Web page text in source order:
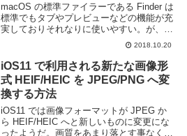
macOS の標準ファイラーである Finder は
標準でもタブやプレビューなどの機能が充
実しておりそれなりに使いやすい。が、フ
ァイル操作を頻繁にしているとそれでは物
足りなくなってくるだろう。より高機能な
ファイラーを欲するのであれば Mac...
2018.10.20
iOS11 で利用される新たな画像形
式 HEIF/HEIC を JPEG/PNG へ変
換する方法
iOS11 では画像フォーマットが JPEG か
ら HEIF/HEIC へと新しいものに変更にな
ったようだ。画質をあまり落とす事なく従